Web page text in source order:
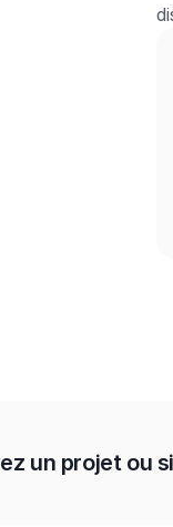
un projet ou